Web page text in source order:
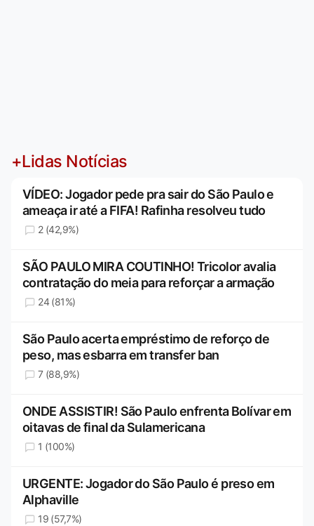
+Lidas Notícias
VÍDEO: Jogador pede pra sair do São Paulo e
ameaça ir até a FIFA! Rafinha resolveu tudo
2 (42,9%)
SÃO PAULO MIRA COUTINHO! Tricolor avalia
contratação do meia para reforçar a armação
24 (81%)
São Paulo acerta empréstimo de reforço de
peso, mas esbarra em transfer ban
7 (88,9%)
ONDE ASSISTIR! São Paulo enfrenta Bolívar em
oitavas de final da Sulamericana
1 (100%)
URGENTE: Jogador do São Paulo é preso em
Alphaville
19 (57,7%)